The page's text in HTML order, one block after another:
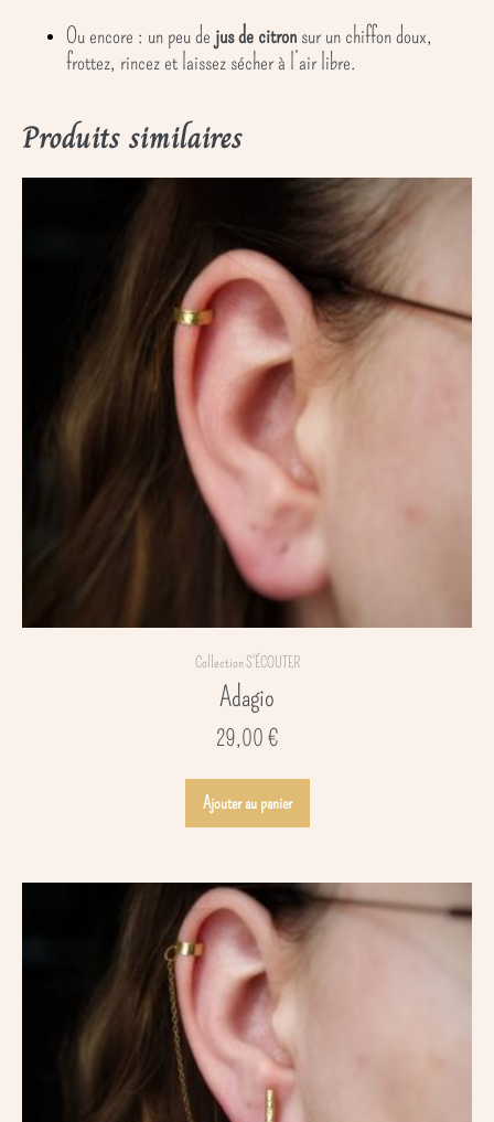
Ou encore : un peu de jus de citron sur un chiffon doux,
frottez, rincez et laissez sécher à l’air libre.
Produits similaires
Collection S'ÉCOUTER
Adagio
29,00 €
Ajouter au panier